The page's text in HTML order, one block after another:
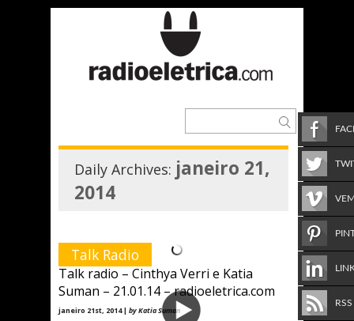
Daily Archives: janeiro 21,
2014
Talk Radio
Talk radio – Cinthya Verri e Katia
Suman – 21.01.14 – radioeletrica.com
janeiro 21st, 2014 | by Katia Suman
RSS